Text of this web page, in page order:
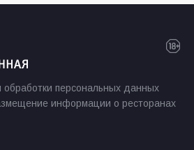
персональных данных
информации о ресторанах